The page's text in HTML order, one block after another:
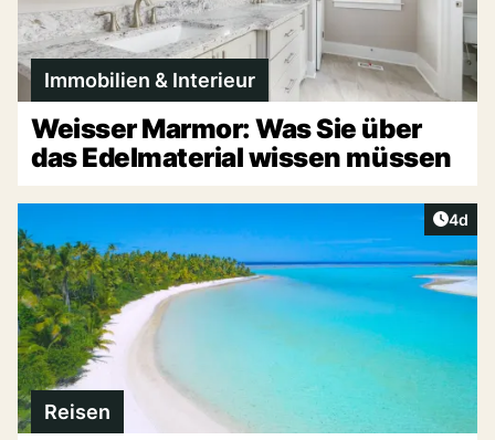
Immobilien & Interieur
Weisser Marmor: Was Sie über
das Edelmaterial wissen müssen
4d
Reisen